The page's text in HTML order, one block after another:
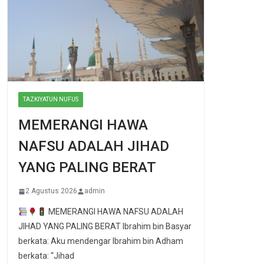
TAZKIYATUN NUFUS
MEMERANGI HAWA
NAFSU ADALAH JIHAD
YANG PALING BERAT
2 Agustus 2026 admin
MEMERANGI HAWA NAFSU ADALAH
JIHAD YANG PALING BERAT Ibrahim bin Basyar
berkata: Aku mendengar Ibrahim bin Adham
berkata: “Jihad